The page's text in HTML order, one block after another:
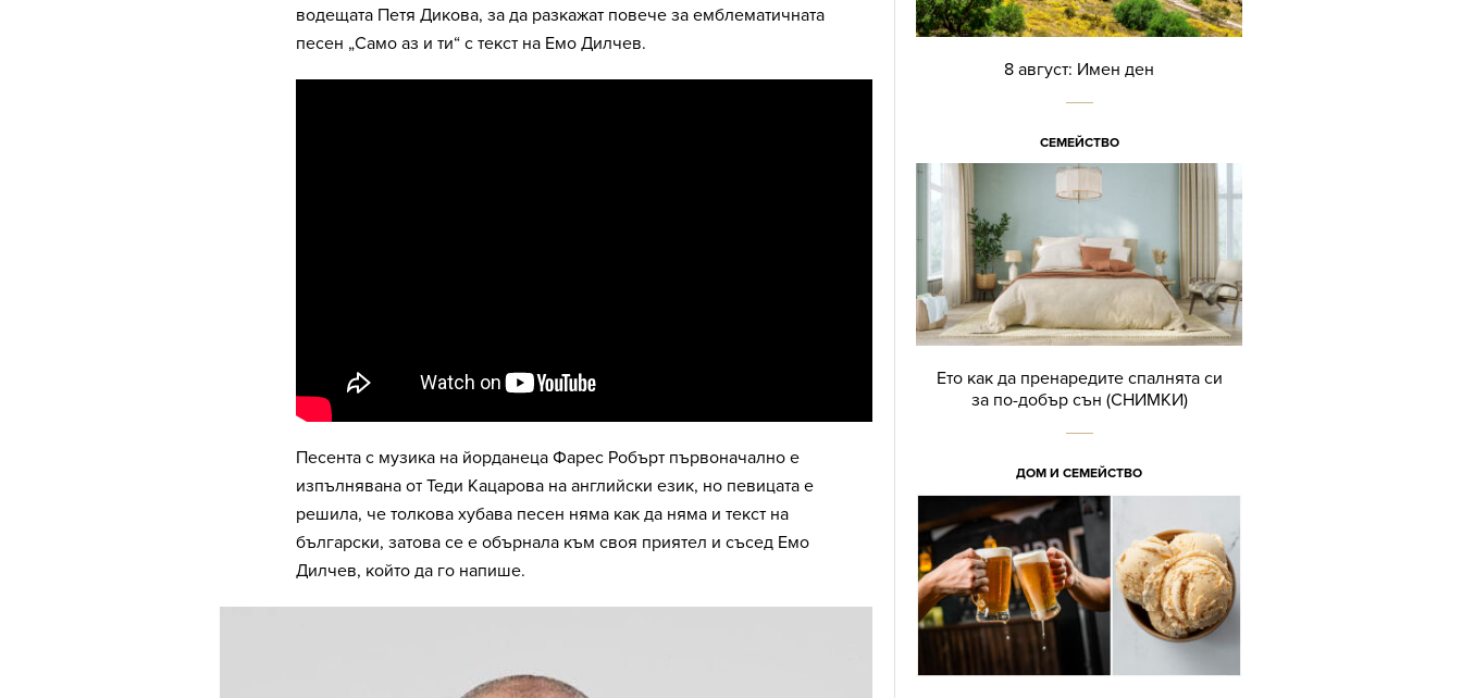
водещата Петя Дикова, за да разкажат повече за емблематичната
песен „Само аз и ти“ с текст на Емо Дилчев.
Песента с музика на йорданеца Фарес Робърт първоначално е
изпълнявана от Теди Кацарова на английски език, но певицата е
решила, че толкова хубава песен няма как да няма и текст на
български, затова се е обърнала към своя приятел и съсед Емо
Дилчев, който да го напише.
8 август: Имен ден
СЕМЕЙСТВО
Ето как да пренаредите спалнята си
за по-добър сън (СНИМКИ)
ДОМ И СЕМЕЙСТВО